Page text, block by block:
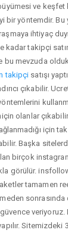
ve keşfet
bir yöntemdir. Bu
ihtiyaç
kadar takipçi
bu mevzuda
takipçi satışı
çıkabilir.
olanlar
için
Başka
birçok instagram
görülür.
tamamen
sonrasında
veriyoruz.
Sitemizdeki